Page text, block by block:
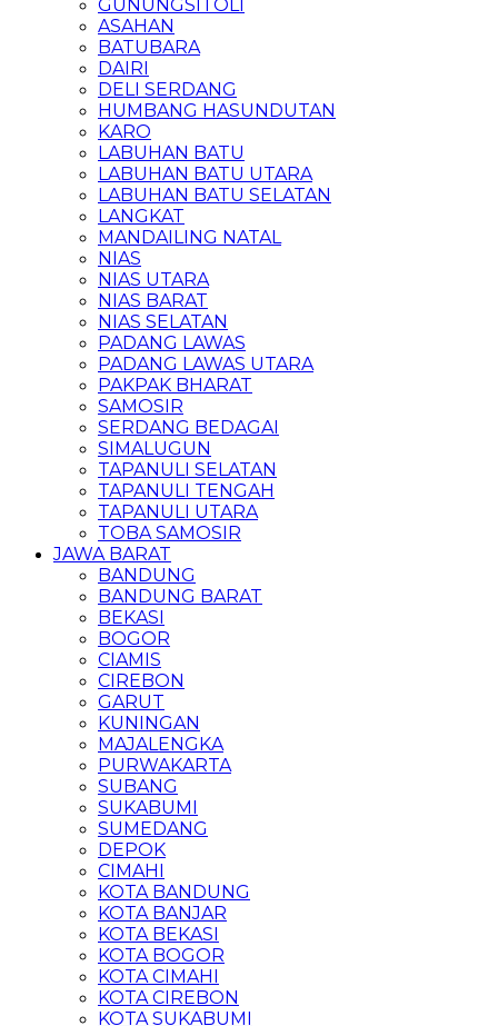
GUNUNGSITOLI
ASAHAN
BATUBARA
DAIRI
DELI SERDANG
HUMBANG HASUNDUTAN
KARO
LABUHAN BATU
LABUHAN BATU UTARA
LABUHAN BATU SELATAN
LANGKAT
MANDAILING NATAL
NIAS
NIAS UTARA
NIAS BARAT
NIAS SELATAN
PADANG LAWAS
PADANG LAWAS UTARA
PAKPAK BHARAT
SAMOSIR
SERDANG BEDAGAI
SIMALUGUN
TAPANULI SELATAN
TAPANULI TENGAH
TAPANULI UTARA
TOBA SAMOSIR
JAWA BARAT
BANDUNG
BANDUNG BARAT
BEKASI
BOGOR
CIAMIS
CIREBON
GARUT
KUNINGAN
MAJALENGKA
PURWAKARTA
SUBANG
SUKABUMI
SUMEDANG
DEPOK
CIMAHI
KOTA BANDUNG
KOTA BANJAR
KOTA BEKASI
KOTA BOGOR
KOTA CIMAHI
KOTA CIREBON
KOTA SUKABUMI